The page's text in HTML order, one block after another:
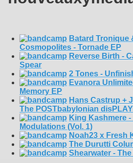
Batard Tronique
Cosmopolites - Tornade EP
Reverse Birth -
Spear
2 Tones -
Evanora
Memory EP
Hans Castrup +
The POSTbabylonian
King Kashmere
Modulations (Vol. 1)
Noah23 x Fresh
The Durutti
Shearwater - The